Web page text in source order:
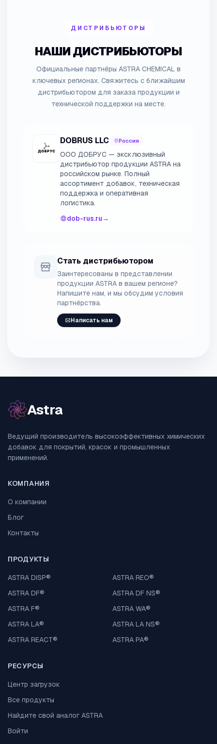
ДИСТРИБЬЮТОРЫ
НАШИ ДИСТРИБЬЮТОРЫ
Официальные партнёры ASTRA CHEMICAL в
ключевых регионах. Свяжитесь с ближайшим
дистрибьютором для заказа продукции и
технической поддержки на месте.
DOBRUS LLC Россия
ООО ДОБРУС — эксклюзивный
дистрибьютор продукции ASTRA на
российском рынке. Полный
ассортимент добавок, техническая
поддержка и оперативная
логистика.
dob-rus.ru→
Стать дистрибьютором
Заинтересованы в представлении
продукции ASTRA в вашем регионе?
Напишите нам, и мы обсудим условия
партнёрства.
Написать нам
Astra
Ведущий производитель высокоэффективных химических
добавок для покрытий, красок и промышленных
применений.
КОМПАНИЯ
О компании
Блог
Контакты
ПРОДУКТЫ
ASTRA DISP® ASTRA REO®
ASTRA DF® ASTRA DF NS®
ASTRA F® ASTRA WA®
ASTRA LA® ASTRA LA NS®
ASTRA REACT® ASTRA PA®
РЕСУРСЫ
Центр загрузок
Все продукты
Найдите свой аналог ASTRA
Войти